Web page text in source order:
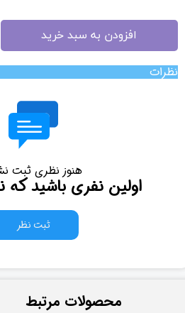
افزودن به سبد خرید
نظرات
هنوز نظری ثبت
اولین نفری باشید
ثبت نظر
​محصولات مرتبط